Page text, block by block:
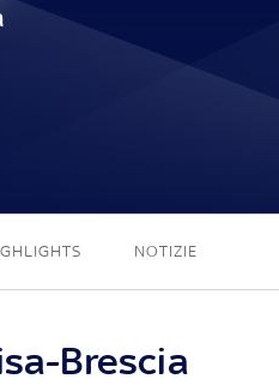
NOTIZIE
Brescia